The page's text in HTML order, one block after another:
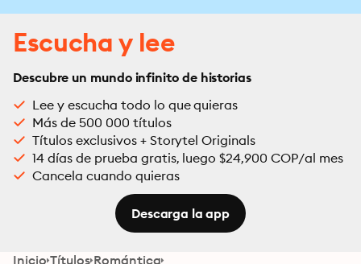
Escucha y lee
Descubre un mundo infinito de historias
Lee y escucha todo lo que quieras
Más de 500 000 títulos
Títulos exclusivos + Storytel Originals
14 días de prueba gratis, luego $24,900 COP/al mes
Cancela cuando quieras
Descarga la app
Inicio Títulos Romántica